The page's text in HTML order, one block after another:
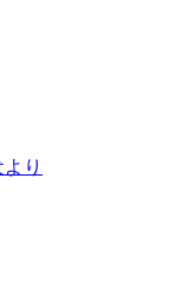
り